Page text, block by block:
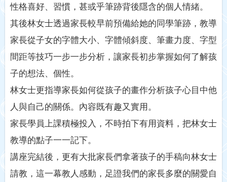
性格喜好、習慣，甚或乎筆跡背後隱含的個人情緒。
其後林女士透過家長較早前預備給她的同學筆跡，教導
家長從子女的字體大小、字體傾斜度、筆畫力度、字型
間距等技巧一步一步分析，讓家長初步掌握如何了解孩
子的想法、個性。
林女士更指導家長如何從孩子的畫作分析孩子心目中他
人與自己的關係。內容既有趣又實用。
家長學員上課積極投入，不時拍下有用資料，把林女士
教導的點子一一記下。
講座完結後，更有大批家長們拿著孩子的手稿向林女士
請教，這一幕教人感動，足證我們的家長多麼的關愛自